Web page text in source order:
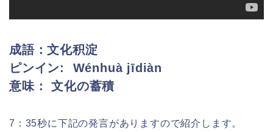
成語：文化积淀
ピンイン: Wénhuà jīdiàn
意味： 文化の蓄積
7：35秒に下記の発言がありますので紹介します。